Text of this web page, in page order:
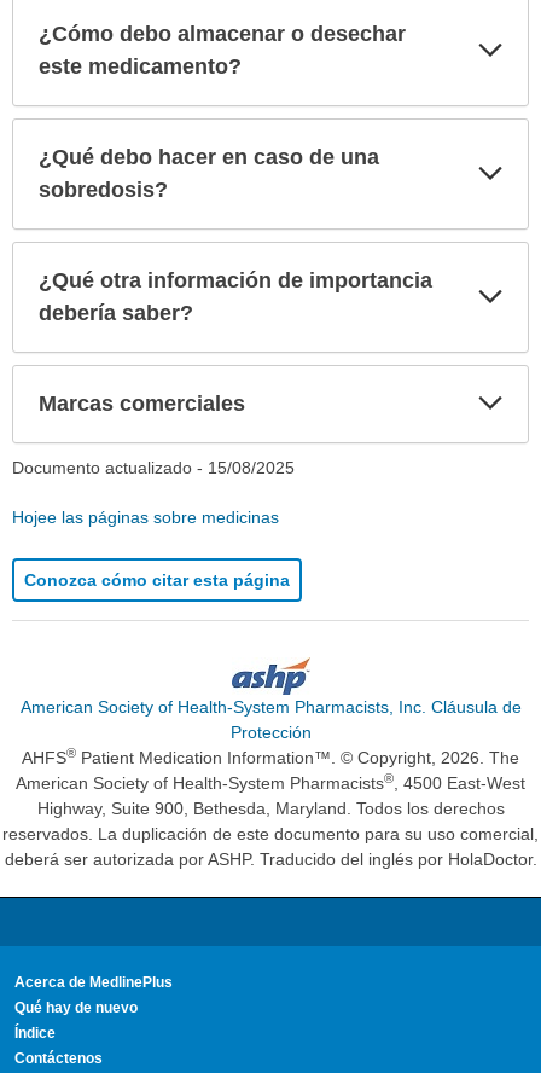
¿Cómo debo almacenar o desechar
este medicamento?
¿Qué debo hacer en caso de una
sobredosis?
¿Qué otra información de importancia
debería saber?
Marcas comerciales
Documento actualizado - 15/08/2025
Hojee las páginas sobre medicinas
Conozca cómo citar esta página
American Society of Health-System Pharmacists, Inc. Cláusula de
Protección
AHFS® Patient Medication Information™. © Copyright, 2026. The
American Society of Health-System Pharmacists®, 4500 East-West
Highway, Suite 900, Bethesda, Maryland. Todos los derechos
reservados. La duplicación de este documento para su uso comercial,
deberá ser autorizada por ASHP. Traducido del inglés por HolaDoctor.
Acerca de MedlinePlus
Qué hay de nuevo
Índice
Contáctenos